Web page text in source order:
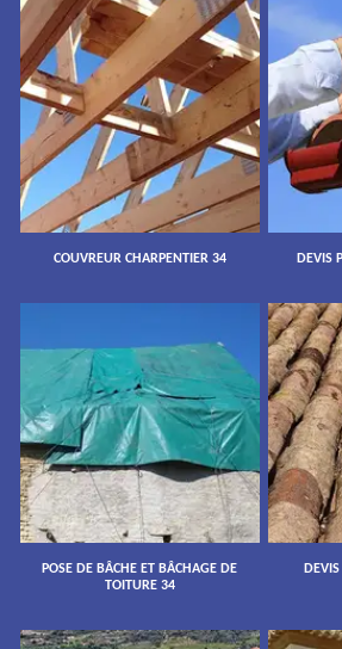
COUVREUR CHARPENTIER 34 DEVIS
POSE DE BÂCHE ET BÂCHAGE DE
TOITURE 34